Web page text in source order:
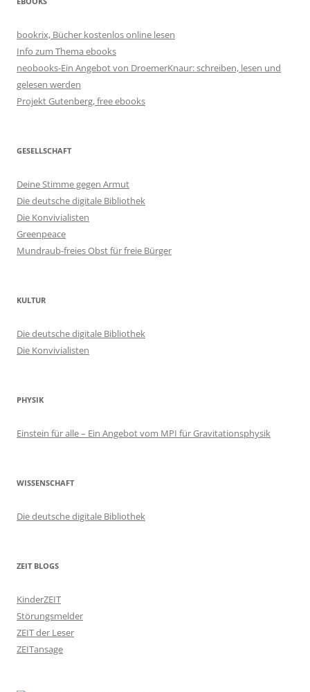
bookrix, Bücher kostenlos online lesen
Info zum Thema ebooks
neobooks-Ein Angebot von DroemerKnaur: schreiben, lesen und
gelesen werden
Projekt Gutenberg, free ebooks
GESELLSCHAFT
Deine Stimme gegen Armut
Die deutsche digitale Bibliothek
Die Konvivialisten
Greenpeace
Mundraub-freies Obst für freie Bürger
KULTUR
Die deutsche digitale Bibliothek
Die Konvivialisten
PHYSIK
Einstein für alle – Ein Angebot vom MPI für Gravitationsphysik
WISSENSCHAFT
Die deutsche digitale Bibliothek
ZEIT BLOGS
KinderZEIT
Störungsmelder
ZEIT der Leser
ZEITansage